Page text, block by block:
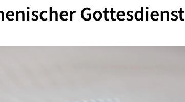
Gottesdienst